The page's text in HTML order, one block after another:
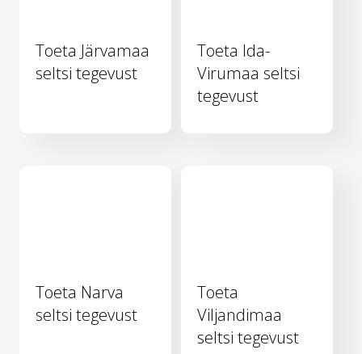
Toeta Järvamaa
seltsi tegevust
Toeta Ida-
Virumaa seltsi
tegevust
Toeta Narva
seltsi tegevust
Toeta
Viljandimaa
seltsi tegevust